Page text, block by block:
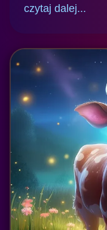
czytaj dalej...